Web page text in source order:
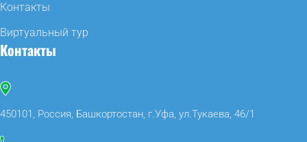
Контакты
Виртуальный тур
Контакты
450101, Россия, Башкортостан, г.Уфа, ул.Тукаева, 46/1